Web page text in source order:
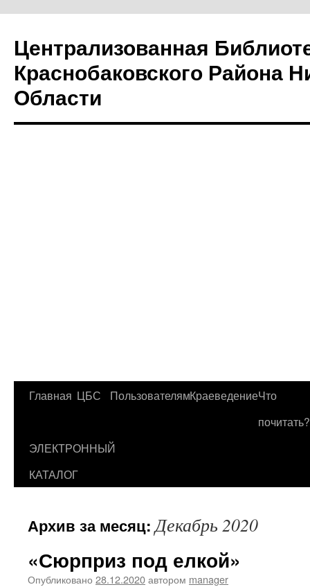
Централизованная
Краснобаковского Района
Области
Перейти
содержимому
Главная ЦБС ПользователямКраеведениеЧто
почитать?
ЭЛЕКТРОННЫЙ
КАТАЛОГ
Архив за месяц:Декабрь 2020
«Сюрприз под елкой»
Опубликовано 28.12.2020автором manager